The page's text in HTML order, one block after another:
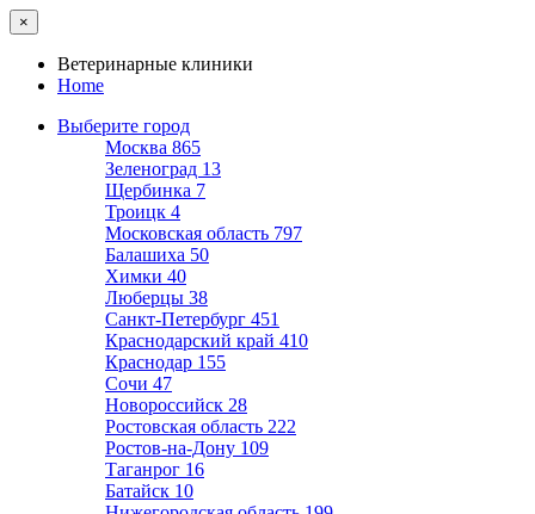
×
Ветеринарные клиники
Home
Выберите город
Москва 865
Зеленоград 13
Щербинка 7
Троицк 4
Московская область 797
Балашиха 50
Химки 40
Люберцы 38
Санкт-Петербург 451
Краснодарский край 410
Краснодар 155
Сочи 47
Новороссийск 28
Ростовская область 222
Ростов-на-Дону 109
Таганрог 16
Батайск 10